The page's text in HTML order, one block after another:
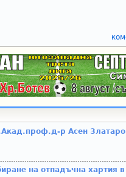
р Асен
на отпадъчна